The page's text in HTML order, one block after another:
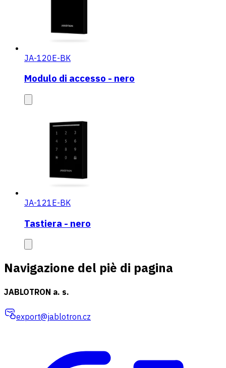
JA-120E-BK
Modulo di accesso - nero
JA-121E-BK
Tastiera - nero
Navigazione del piè di pagina
JABLOTRON a. s.
export@jablotron.cz